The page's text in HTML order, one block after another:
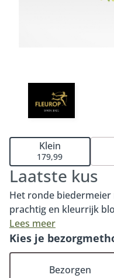
Laatste kus
Het ronde
prachtig en kleurrijk
kenmerkt zich door
kleuren en roze tinten.
samengesteld. Deze
Biedermeier. Vanaf
Lees meer
Klein
179,99
Kies je
Bezorgen